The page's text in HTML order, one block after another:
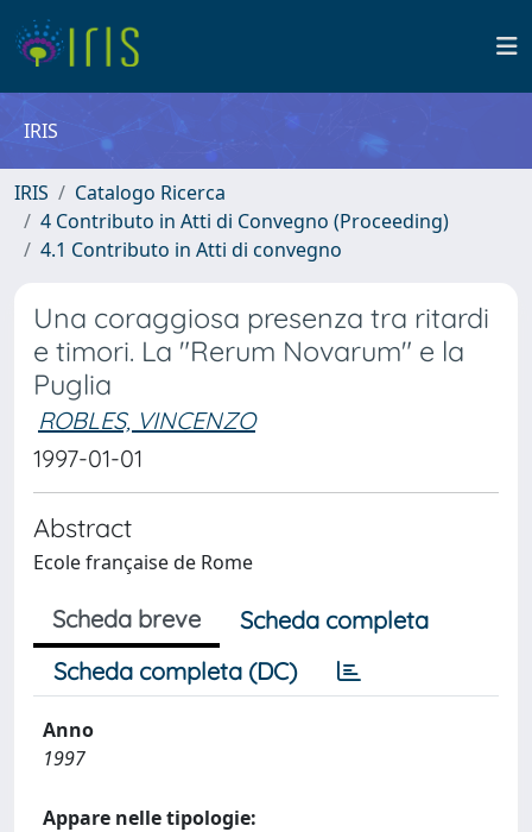
IRIS
IRIS
Catalogo Ricerca
4 Contributo in Atti di Convegno (Proceeding)
4.1 Contributo in Atti di convegno
Una coraggiosa presenza tra ritardi
e timori. La "Rerum Novarum" e la
Puglia
ROBLES, VINCENZO
1997-01-01
Abstract
Ecole française de Rome
Scheda breve
Scheda completa
Scheda completa (DC)
Anno
1997
Appare nelle tipologie: